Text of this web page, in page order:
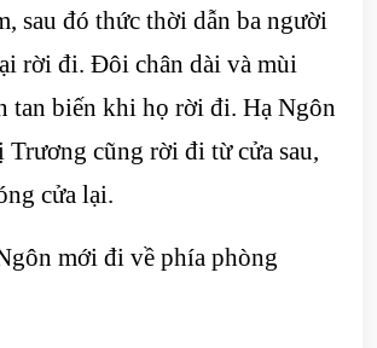
sau đó thức thời dẫn ba người
rời đi. Đôi chân dài và mùi
tan biến khi họ rời đi. Hạ Ngôn
cũng rời đi từ cửa sau,
cửa lại.
mới đi về phía phòng